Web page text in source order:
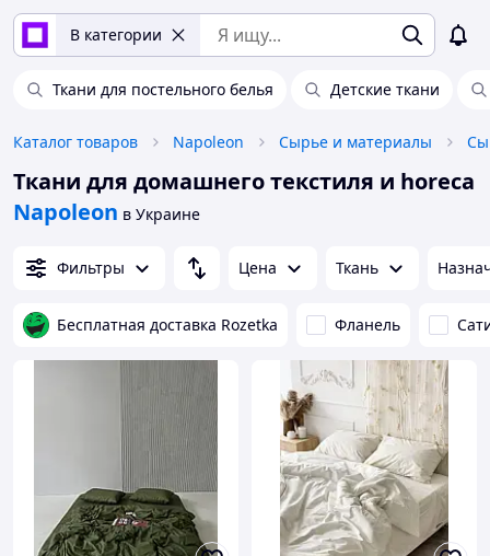
В категории
Ткани для постельного белья Детские ткани
Каталог товаров Napoleon Сырье и материалы
Ткани для домашнего текстиля и horeca
Napoleon в Украине
Фильтры Цена Ткань
Бесплатная доставка Rozetka Фланель